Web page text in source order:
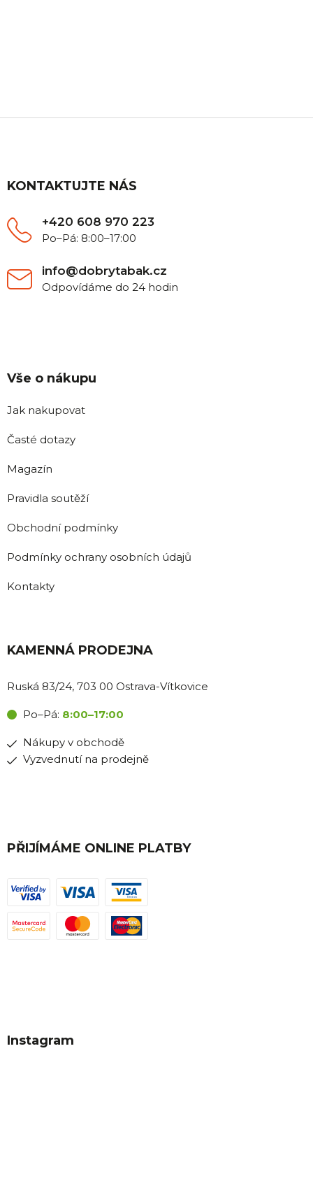
KONTAKTUJTE NÁS
+420 608 970 223
Po–Pá: 8:00–17:00
info@dobrytabak.cz
Odpovídáme do 24 hodin
Vše o nákupu
Jak nakupovat
Časté dotazy
Magazín
Pravidla soutěží
Obchodní podmínky
Podmínky ochrany osobních údajů
Kontakty
KAMENNÁ PRODEJNA
Ruská 83/24, 703 00 Ostrava-Vítkovice
Po–Pá: 8:00–17:00
Nákupy v obchodě
Vyzvednutí na prodejně
PŘIJÍMÁME ONLINE PLATBY
Instagram